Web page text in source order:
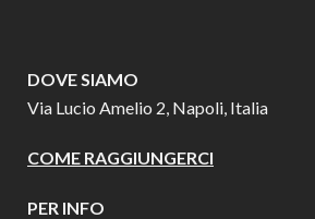
DOVE SIAMO
Via Lucio Amelio 2, Napoli, Italia
COME RAGGIUNGERCI
PER INFO